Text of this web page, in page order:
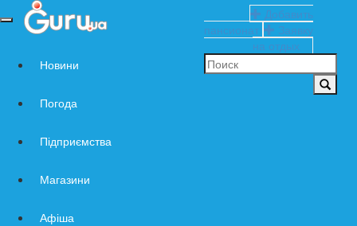
Навигация
Новини
Погода
Підприємства
Магазини
Афіша
Добавить
пансионат
Заявку
на отдых